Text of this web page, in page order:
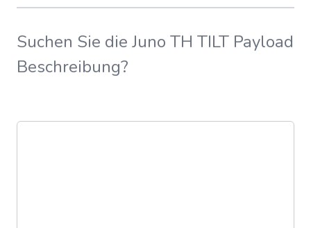
Suchen Sie die Juno TH TILT Payload
Beschreibung?